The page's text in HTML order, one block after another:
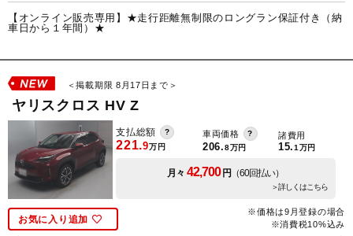
【オンライン販売専用】★走行距離無制限のロングラン保証付き（納
車日から１年間）★
＜掲載期限 8月17日まで＞
ヤリスクロス HV Z
支払総額
221.9万円
車両価格
206.8万円
諸費用
15.1万円
月々 42,700円 （60回払い）
＞詳しくはこちら
お気に入り追加
※価格は9月登録の場合
※消費税10%込み